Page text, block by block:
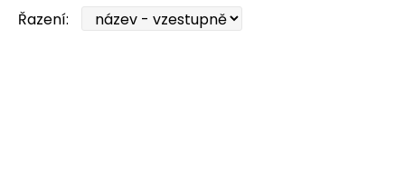
Řazení: